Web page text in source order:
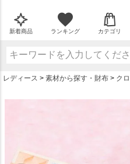
新着商品 ランキング カテゴリ
レディース 素材から探す・財布 ク